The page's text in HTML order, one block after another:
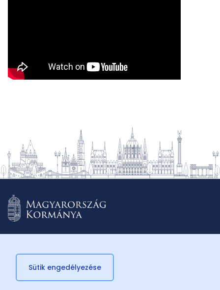
© 2026 Külügyminisztérium
Sütik engedélyezése